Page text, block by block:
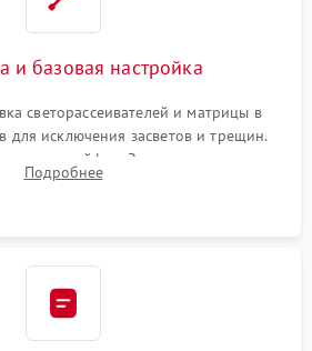
и базовая настройка
светорассеивателей и матрицы в
для исключения засветов и трещин.
шлейфов. Закрытие корпуса.
программного обеспечения.
Подробнее